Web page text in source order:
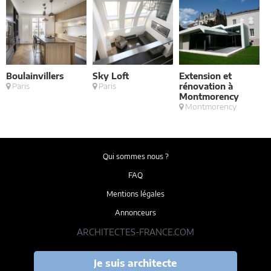
Boulainvillers
Paris
Sky Loft
Paris
Extension et
rénovation à
Montmorency
Montmorency
Qui sommes nous ?
FAQ
Mentions légales
Annonceurs
ARCHITECTES-FRANCE.COM
Je suis architecte